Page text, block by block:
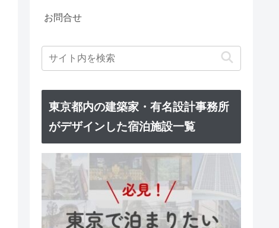
お問合せ
東京都内の建築家・有名設計事務所
がデザインした宿泊施設一覧